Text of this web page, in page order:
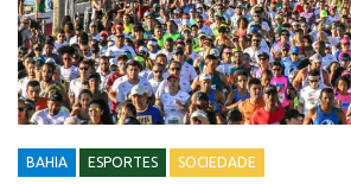
BAHIA ESPORTES SOCIEDADE